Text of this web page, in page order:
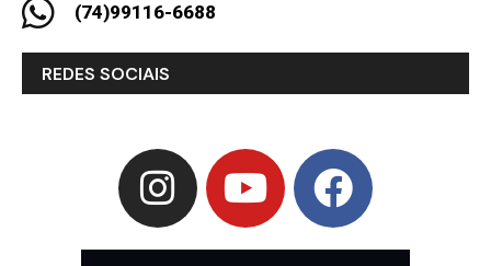
(74)99116-6688
REDES SOCIAIS